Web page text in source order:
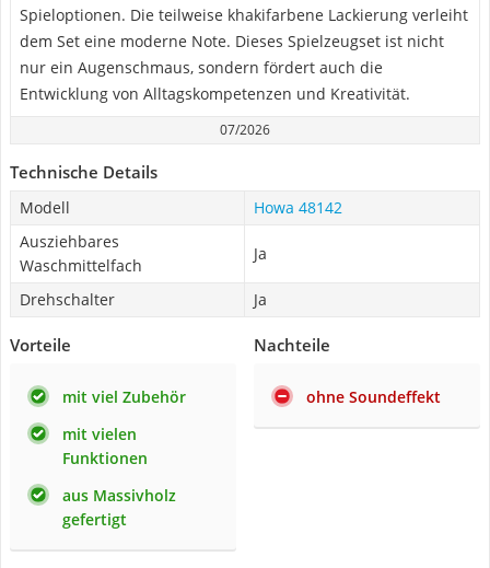
Spieloptionen. Die teilweise khakifarbene Lackierung verleiht
dem Set eine moderne Note. Dieses Spielzeugset ist nicht
nur ein Augenschmaus, sondern fördert auch die
Entwicklung von Alltagskompetenzen und Kreativität.
07/2026
Technische Details
Modell
Howa 48142
Ausziehbares
Waschmittelfach
Ja
Drehschalter Ja
Vorteile
mit viel Zubehör
mit vielen
Funktionen
aus Massivholz
gefertigt
Nachteile
ohne Soundeffekt